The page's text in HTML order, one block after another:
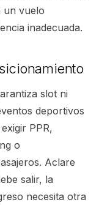
un vuelo
inadecuada.
slot ni
deportivos
PPR,
o
Aclare
salir, la
necesita otra